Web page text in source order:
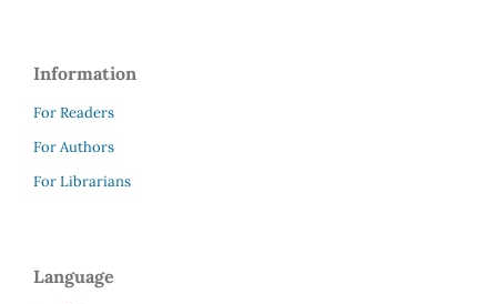
Information
For Readers
For Authors
For Librarians
Language